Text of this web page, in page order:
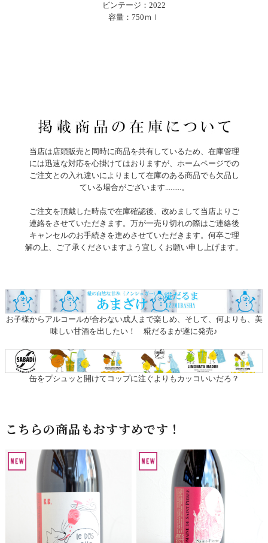
ビンテージ：2022
容量：750ｍｌ
当店は店頭販売と同時に商品を共有しているため、在庫管理
には迅速な対応を心掛けてはおりますが、ホームページでの
ご注文との入れ違いによりまして在庫のある商品でも欠品し
ている場合がございます.........。
ご注文を頂戴した時点で在庫確認後、改めまして当店よりご
連絡をさせていただきます。万が一売り切れの際はご連絡後
キャンセルのお手続きを進めさせていただきます。何卒ご理
解の上、ご了承くださいますよう宜しくお願い申し上げます。
お子様からアルコールが合わない成人まで楽しめ、そして、何よりも、美
味しい甘酒を出したい！ 糀だるまが遂に発売♪
缶をプシュッと開けてコップに注ぐよりもカッコいいだろ？
こちらの商品もおすすめです！